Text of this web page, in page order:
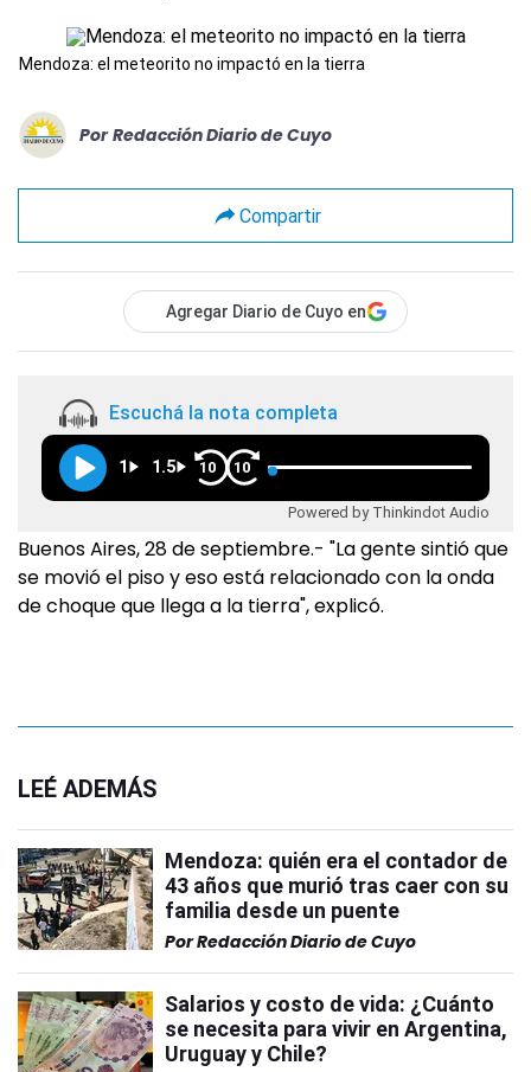
Mendoza: el meteorito no impactó en la tierra
Por Redacción Diario de Cuyo
Compartir
Agregar Diario de Cuyo en
Escuchá la nota completa
1 1.5 10 10
Powered by Thinkindot Audio
Buenos Aires, 28 de septiembre.- "La gente sintió que
se movió el piso y eso está relacionado con la onda
de choque que llega a la tierra", explicó.
LEÉ ADEMÁS
Mendoza: quién era el contador de
43 años que murió tras caer con su
familia desde un puente
PorRedacción Diario de Cuyo
Salarios y costo de vida: ¿Cuánto
se necesita para vivir en Argentina,
Uruguay y Chile?